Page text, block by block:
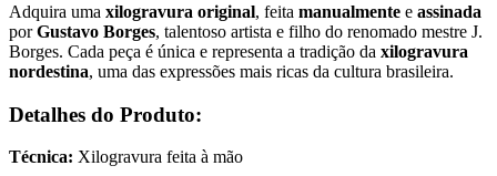
Adquira uma xilogravura original, feita manualmente e assinada
porGustavo Borges, talentoso artista e filho do renomado mestre J.
Borges. Cada peça é única e representa a tradição da xilogravura
nordestina, uma das expressões mais ricas da cultura brasileira.
Detalhes do Produto:
Técnica: Xilogravura feita à mão